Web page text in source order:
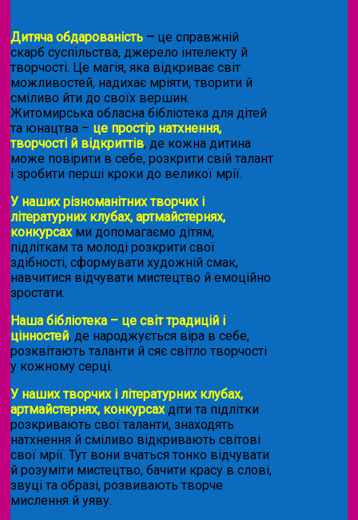
Дитяча обдарованість – це справжній
скарб суспільства, джерело інтелекту й
творчості. Це магія, яка відкриває світ
можливостей, надихає мріяти, творити й
сміливо йти до своїх вершин.
Житомирська обласна бібліотека для дітей
та юнацтва – це простір натхнення,
творчості й відкриттів, де кожна дитина
може повірити в себе, розкрити свій талант
і зробити перші кроки до великої мрії.
У наших різноманітних творчих і
літературних клубах, артмайстернях,
конкурсахми допомагаємо дітям,
підліткам та молоді розкрити свої
здібності, сформувати художній смак,
навчитися відчувати мистецтво й емоційно
зростати.
Наша бібліотека – це світ традицій і
цінностей, де народжується віра в себе,
розквітають таланти й сяє світло творчості
у кожному серці.
У наших творчих і літературних клубах,
артмайстернях, конкурсахдіти та підлітки
розкривають свої таланти, знаходять
натхнення й сміливо відкривають світові
свої мрії. Тут вони вчаться тонко відчувати
й розуміти мистецтво, бачити красу в слові,
звуці та образі, розвивають творче
мислення й уяву.